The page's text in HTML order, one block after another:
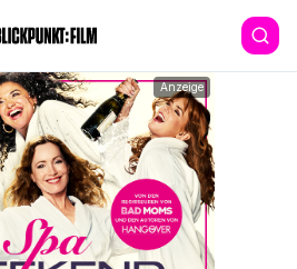
Anzeige